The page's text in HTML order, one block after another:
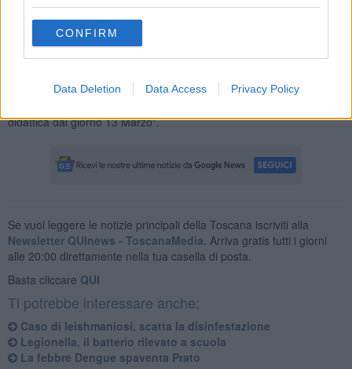
CONFIRM
Data Deletion Data Access Privacy Policy
svolgimento di ulteriori approfondimenti, la sindaca Sara Paoli ha
disposto la chiusura della scuola e la sospensione dell'attività
didattica per il giorno 12 Marzo 2025".
Adesso si lavora per riportare l'istituto in sicurezza: “Il Comune di
comprensivo Minerva Benedettini, adotterà gli occorrenti
didattica dal giorno 13 Marzo".
Se vuoi leggere le notizie principali della Toscana iscriviti alla
Newsletter QUInews - ToscanaMedia. Arriva gratis tutti i giorni
alle 20:00 direttamente nella tua casella di posta.
Basta cliccare QUI
Ti potrebbe interessare anche:
Caso di leishmaniosi, scatta la disinfestazione
Legionella, il batterio rilevato a scuola
La febbre Dengue spaventa Prato